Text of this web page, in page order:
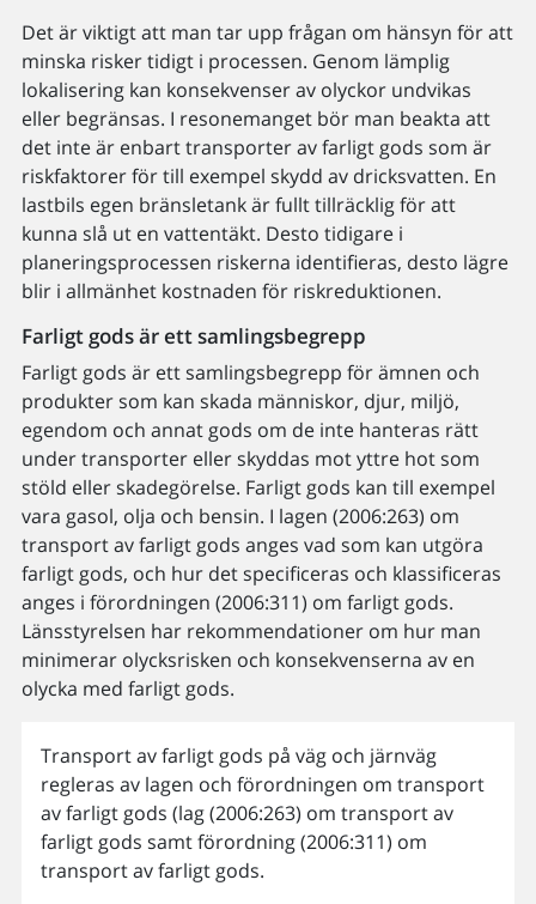
Det är viktigt att man tar upp frågan om hänsyn för att
minska risker tidigt i processen. Genom lämplig
lokalisering kan konsekvenser av olyckor undvikas
eller begränsas. I resonemanget bör man beakta att
det inte är enbart transporter av farligt gods som är
riskfaktorer för till exempel skydd av dricksvatten. En
lastbils egen bränsletank är fullt tillräcklig för att
kunna slå ut en vattentäkt. Desto tidigare i
planeringsprocessen riskerna identifieras, desto lägre
blir i allmänhet kostnaden för riskreduktionen.
Farligt gods är ett samlingsbegrepp
Farligt gods är ett samlingsbegrepp för ämnen och
produkter som kan skada människor, djur, miljö,
egendom och annat gods om de inte hanteras rätt
under transporter eller skyddas mot yttre hot som
stöld eller skadegörelse. Farligt gods kan till exempel
vara gasol, olja och bensin. I lagen (2006:263) om
transport av farligt gods anges vad som kan utgöra
farligt gods, och hur det specificeras och klassificeras
anges i förordningen (2006:311) om farligt gods.
Länsstyrelsen har rekommendationer om hur man
minimerar olycksrisken och konsekvenserna av en
olycka med farligt gods.
Transport av farligt gods på väg och järnväg
regleras av lagen och förordningen om transport
av farligt gods (lag (2006:263) om transport av
farligt gods samt förordning (2006:311) om
transport av farligt gods.